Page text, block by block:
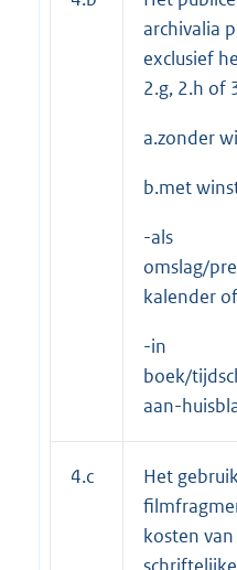
archivalia
exclusief
2.g, 2.h of
a.zonder
b.met
-als
omslag/
kalender
-in
boek/
aan-
4.c
Het
kosten